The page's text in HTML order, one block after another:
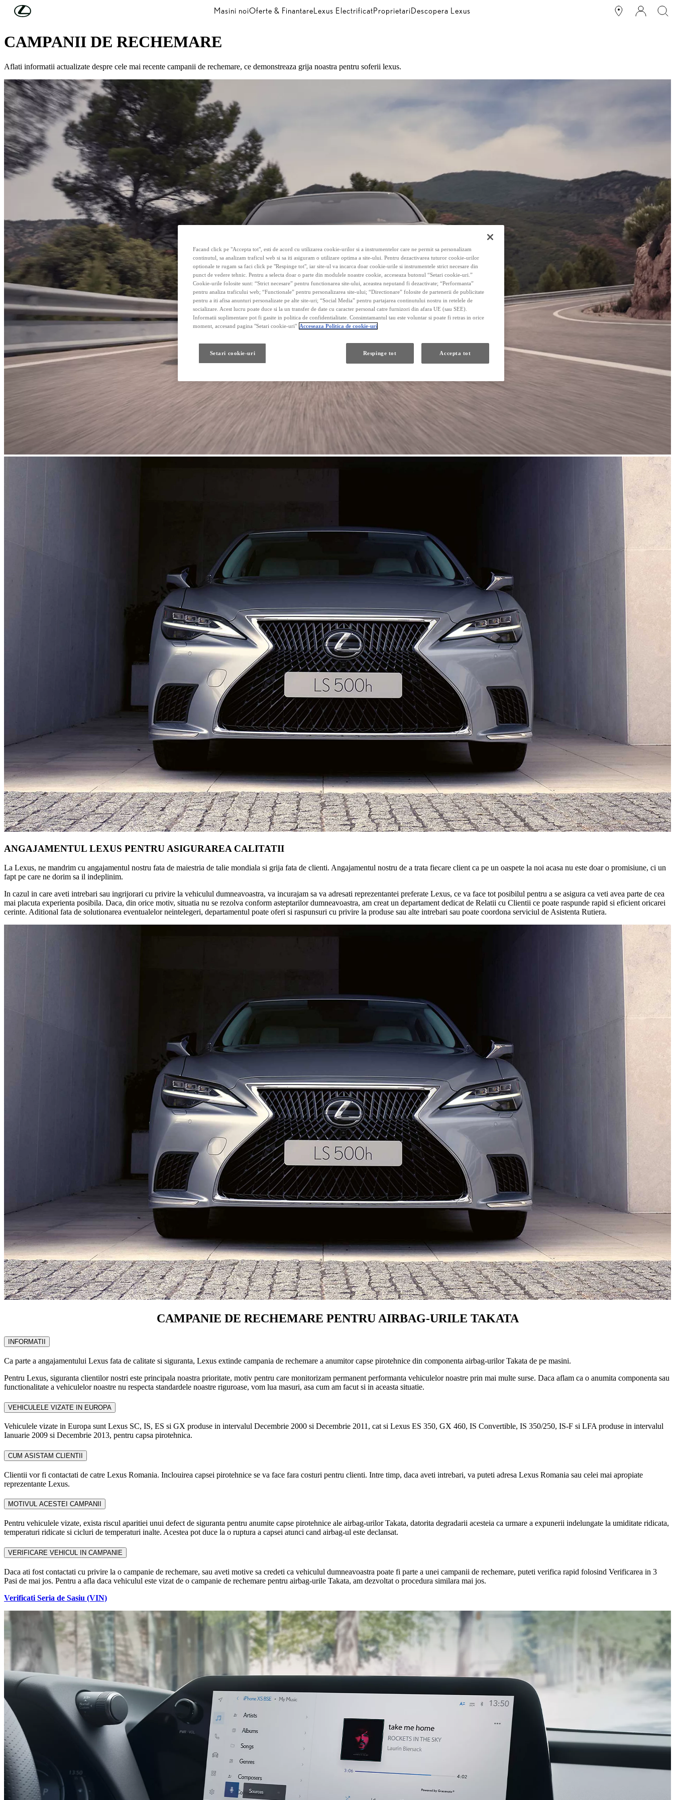
Skip to Main Content Masini noiOferte & FinantareLexus ElectrificatProprietariDescopera Lexus
SERVICE SI INTRETINERE
CAMPANII DE RECHEMARE
Aflati informatii actualizate despre cele mai recente campanii de rechemare, ce demonstreaza grija noastra pentru soferii lexus.
ANGAJAMENTUL LEXUS PENTRU ASIGURAREA CALITATII
La Lexus, ne mandrim cu angajamentul nostru fata de maiestria de talie mondiala si grija fata de clienti. Angajamentul nostru de a trata fiecare client ca pe un oaspete la noi acasa nu este doar o promisiune, ci un
fapt pe care ne dorim sa il indeplinim.
In cazul in care aveti intrebari sau ingrijorari cu privire la vehiculul dumneavoastra, va incurajam sa va adresati reprezentantei preferate Lexus, ce va face tot posibilul pentru a se asigura ca veti avea parte de cea
mai placuta experienta posibila. Daca, din orice motiv, situatia nu se rezolva conform asteptarilor dumneavoastra, am creat un departament dedicat de Relatii cu Clientii ce poate raspunde rapid si eficient oricarei
cerinte. Aditional fata de solutionarea eventualelor neintelegeri, departamentul poate oferi si raspunsuri cu privire la produse sau alte intrebari sau poate coordona serviciul de Asistenta Rutiera.
CAMPANIE DE RECHEMARE PENTRU AIRBAG-URILE TAKATA
INFORMATII
Ca parte a angajamentului Lexus fata de calitate si siguranta, Lexus extinde campania de rechemare a anumitor capse pirotehnice din componenta airbag-urilor Takata de pe masini.
Pentru Lexus, siguranta clientilor nostri este principala noastra prioritate, motiv pentru care monitorizam permanent performanta vehiculelor noastre prin mai multe surse. Daca aflam ca o anumita componenta sau
functionalitate a vehiculelor noastre nu respecta standardele noastre riguroase, vom lua masuri, asa cum am facut si in aceasta situatie.
VEHICULELE VIZATE IN EUROPA
Vehiculele vizate in Europa sunt Lexus SC, IS, ES si GX produse in intervalul Decembrie 2000 si Decembrie 2011, cat si Lexus ES 350, GX 460, IS Convertible, IS 350/250, IS-F si LFA produse in intervalul
Ianuarie 2009 si Decembrie 2013, pentru capsa pirotehnica.
CUM ASISTAM CLIENTII
Clientii vor fi contactati de catre Lexus Romania. Inclouirea capsei pirotehnice se va face fara costuri pentru clienti. Intre timp, daca aveti intrebari, va puteti adresa Lexus Romania sau celei mai apropiate
reprezentante Lexus.
MOTIVUL ACESTEI CAMPANII
Pentru vehiculele vizate, exista riscul aparitiei unui defect de siguranta pentru anumite capse pirotehnice ale airbag-urilor Takata, datorita degradarii acesteia ca urmare a expunerii indelungate la umiditate ridicata,
temperaturi ridicate si cicluri de temperaturi inalte. Acestea pot duce la o ruptura a capsei atunci cand airbag-ul este declansat.
VERIFICARE VEHICUL IN CAMPANIE
Daca ati fost contactati cu privire la o campanie de rechemare, sau aveti motive sa credeti ca vehiculul dumneavoastra poate fi parte a unei campanii de rechemare, puteti verifica rapid folosind Verificarea in 3
Pasi de mai jos. Pentru a afla daca vehiculul este vizat de o campanie de rechemare pentru airbag-urile Takata, am dezvoltat o procedura similara mai jos.
Verificati Seria de Sasiu (VIN)
Facand click pe "Accepta tot", esti de acord cu utilizarea cookie-urilor si a instrumentelor care ne permit sa personalizam
continutul, sa analizam traficul web si sa iti asiguram o utilizare optima a site-ului. Pentru dezactivarea tuturor cookie-urilor
optionale te rugam sa faci click pe "Respinge tot", iar site-ul va incarca doar cookie-urile si instrumentele strict necesare din
punct de vedere tehnic. Pentru a selecta doar o parte din modulele noastre cookie, acceseaza butonul “Setari cookie-uri.”
Cookie-urile folosite sunt: “Strict necesare” pentru functionarea site-ului, aceastea neputand fi dezactivate; “Performanta”
pentru analiza traficului web; “Functionale” pentru personalizarea site-ului; “Directionare” folosite de partenerii de publicitate
pentru a iti afisa anunturi personalizate pe alte site-uri; “Social Media” pentru partajarea continutului nostru in retelele de
socializare. Acest lucru poate duce si la un transfer de date cu caracter personal catre furnizori din afara UE (sau SEE).
Informatii suplimentare pot fi gasite in politica de confidentialitate. Consimtamantul tau este voluntar si poate fi retras in orice
moment, accesand pagina "Setari cookie-uri" Acceseaza Politica de cookie-uri
Setari cookie-uri Respinge tot Accepta tot